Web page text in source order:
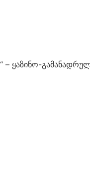
– ყაზინო-